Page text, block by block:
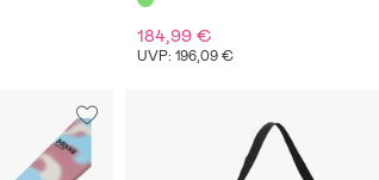
184,99 €
UVP: 196,09 €